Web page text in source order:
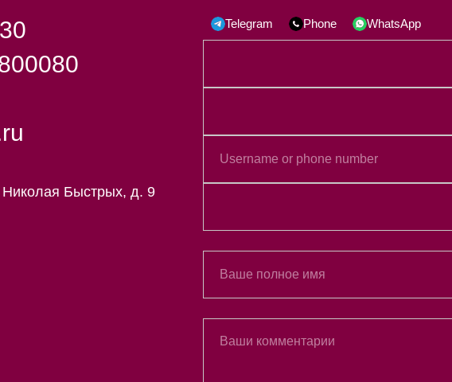
Николая Быстрых, д. 9
Telegram Phone WhatsApp